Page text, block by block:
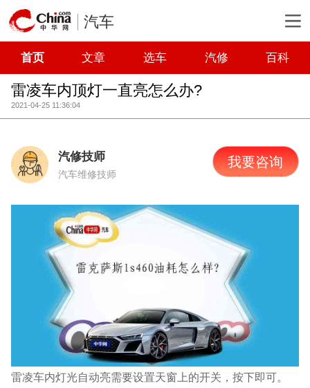
汽车
首页 文章 选车 汽修 百科
雷凌车内顶灯一直亮怎么办?
2021-04-25 11:36:04
汽修技师
汽车维修技师
我要咨询
雷凌车内灯光自动亮需要设置天窗上的开关，按下即可。